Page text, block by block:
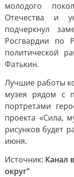
молодого
Отечества и
подчеркнул
Росгвардии по
политической
Фатькин.
Лучшие работы
музея рядом с
портретами
проекта «Сила,
рисунков будет
июня.
Источник: Канал
округ"